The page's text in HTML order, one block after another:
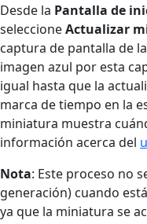
Desde la Pantalla de
seleccioneActualizar
captura de pantalla de
imagen azul por esta
igual hasta que la
marca de tiempo en la
miniatura muestra
información acerca del
Nota: Este proceso no
generación) cuando
ya que la miniatura se